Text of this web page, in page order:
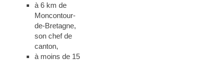
à 6 km de
Moncontour-
de-Bretagne,
son chef de
canton,
à moins de 15